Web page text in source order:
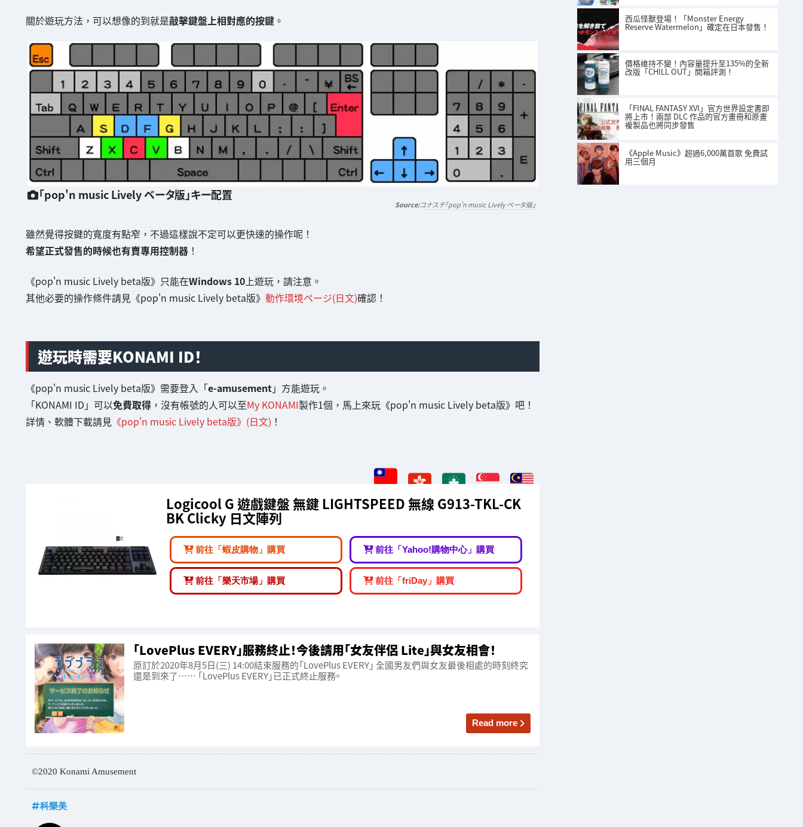
關於遊玩方法，可以想像的到就是敲擊鍵盤上相對應的按鍵。
「pop'n music Lively ベータ版」キー配置
コナステ「pop'n music Lively ベータ版」
雖然覺得按鍵的寬度有點窄，不過這樣說不定可以更快速的操作呢！
希望正式發售的時候也有賣專用控制器！
《pop'n music Lively beta版》只能在Windows 10上遊玩，請注意。
其他必要的操作條件請見《pop'n music Lively beta版》 動作環境ページ(日文)確認！
遊玩時需要KONAMI ID！
《pop'n music Lively beta版》需要登入「e-amusement」方能遊玩。
「KONAMI ID」可以免費取得，沒有帳號的人可以至My KONAMI製作1個，馬上來玩《pop'n music Lively beta版》吧！
詳情、軟體下載請見《pop'n music Lively beta版》(日文) ！
Logicool G 遊戲鍵盤 無鍵 LIGHTSPEED 無線 G913-TKL-CK
BK Clicky 日文陣列
前往「蝦皮購物」購買 前往「Yahoo!購物中心」購買
前往「樂天市場」購買 前往「friDay」購買
「LovePlus EVERY」服務終止！今後請用「女友伴侶 Lite」與女友相會！
原訂於2020年8月5日(三) 14:00結束服務的「LovePlus EVERY」 全國男友們與女友最後相處的時刻終究
還是到來了⋯⋯ 「LovePlus EVERY」已正式終止服務。
Read more
©2020 Konami Amusement
科樂美
西瓜怪獸登場！「Monster Energy
Reserve Watermelon」確定在日本發售！
價格維持不變！內容量提升至135%的全新
改版「CHILL OUT」開箱評測！
「FINAL FANTASY XVI」官方世界設定書即
將上市！兩部 DLC 作品的官方畫冊和原畫
複製品也將同步發售
《Apple Music》超過6,000萬首歌 免費試
用三個月